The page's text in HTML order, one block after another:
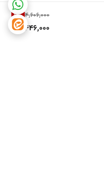
4,606,000
3%
4,446,000